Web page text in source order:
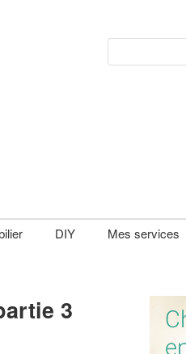
DIY Mes services
3